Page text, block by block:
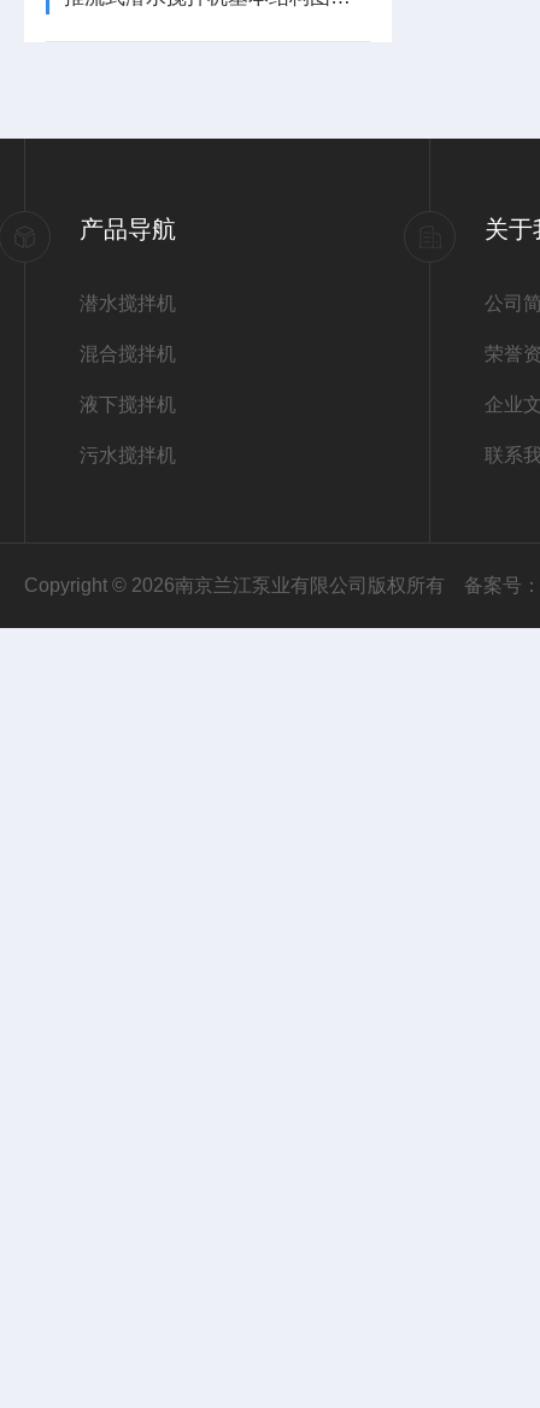
产品导航
潜水搅拌机
混合搅拌机
液下搅拌机
污水搅拌机
关于
公司
荣誉
企业
联系
Copyright © 2026南京兰江泵业有限公司版权所有 备案号